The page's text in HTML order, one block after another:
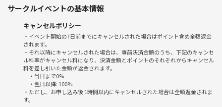
土曜の夜からボードゲームで遊びましょう☆ﾄﾞﾝｯ
希望者が多ければ二次会もやります🍸
サークルイベントの基本情報
キャンセルポリシー
・イベント開始の7日前までにキャンセルされた場合はポイント含め全額返金
されます。
・それ以降にキャンセルされた場合は、事前決済金額のうち、下記のキャンセ
ル料率がキャンセル料になり、決済金額とポイントのそれぞれからキャンセル
料を差し引いた金額が返金されます。
・当日まで0%
・翌日以降: 100%
・ただし、お申し込み後 1時間以内にキャンセルされた場合は全額返金されま
す。